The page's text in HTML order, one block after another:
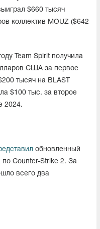
$660 тысяч
коллектив MOUZ ($642
Team Spirit получила
США за первое
тысяч на BLAST
$100 тыс. за второе
2024.
обновленный
Counter-Strike 2. За
всего два